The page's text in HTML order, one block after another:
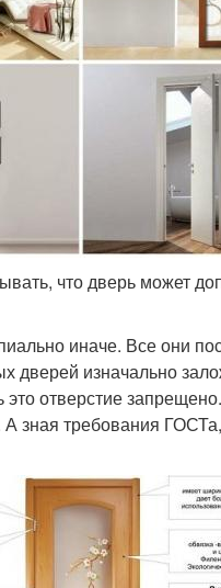
что дверь может
иначе. Все они
изначально
отверстие
зная требования